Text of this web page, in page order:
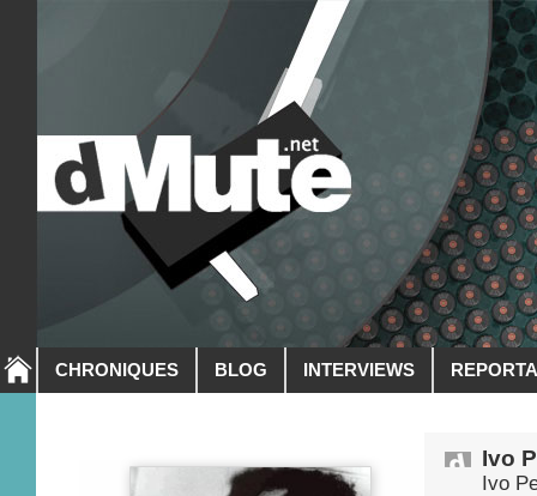
CHRONIQUES BLOG INTERVIEWS
Ivo
Ivo